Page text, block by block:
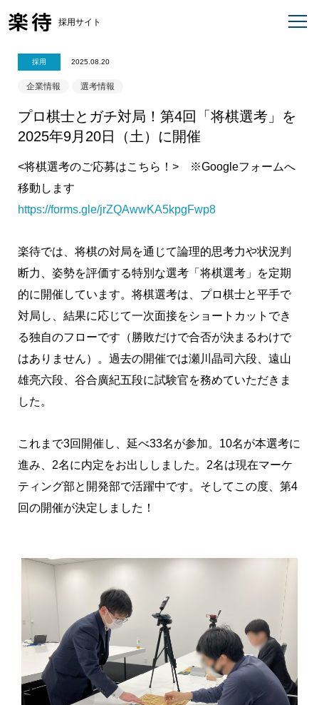
採用サイト
採用 2025.08.20
企業情報 選考情報
プロ棋士とガチ対局！第4回「将棋選考」を
2025年9月20日（土）に開催
<将棋選考のご応募はこちら！> ※Googleフォームへ
移動します
https://forms.gle/jrZQAwwKA5kpgFwp8
楽待では、将棋の対局を通じて論理的思考力や状況判
断力、姿勢を評価する特別な選考「将棋選考」を定期
的に開催しています。将棋選考は、プロ棋士と平手で
対局し、結果に応じて一次面接をショートカットでき
る独自のフローです（勝敗だけで合否が決まるわけで
はありません）。過去の開催では瀬川晶司六段、遠山
雄亮六段、谷合廣紀五段に試験官を務めていただきま
した。
これまで3回開催し、延べ33名が参加。10名が本選考に
進み、2名に内定をお出ししました。2名は現在マーケ
ティング部と開発部で活躍中です。そしてこの度、第4
回の開催が決定しました！